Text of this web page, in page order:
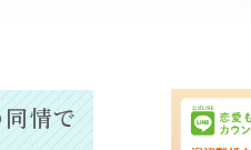
情で